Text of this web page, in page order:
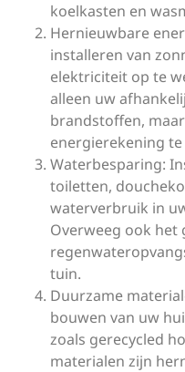
koelkasten en
Hernieuwbare
installeren van
elektriciteit op te
alleen uw
brandstoffen,
energierekening
Waterbesparing:
toiletten,
waterverbruik in
Overweeg ook het
tuin.
Duurzame
bouwen van uw
zoals gerecycled
materialen zijn